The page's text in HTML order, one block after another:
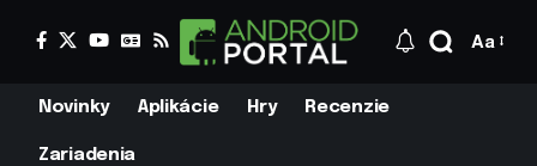
Aa
Novinky Aplikácie Hry Recenzie
Zariadenia